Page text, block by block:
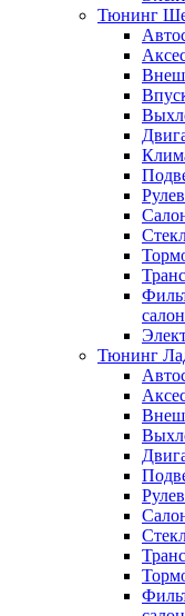
Тюнинг
Тюнинг